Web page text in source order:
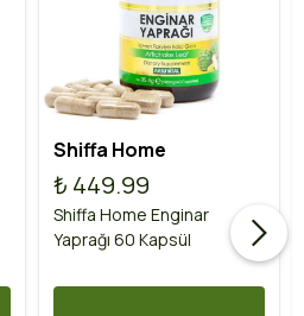
Shiffa Home
₺ 449.99
Shiffa Home Enginar
Yaprağı 60 Kapsül